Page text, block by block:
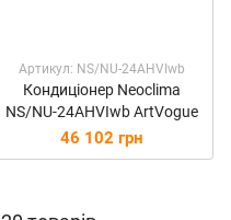
Артикул: NS/NU-24AHVIwb
Кондиціонер Neoclima
NS/NU-24AHVIwb ArtVogue
46 102 грн